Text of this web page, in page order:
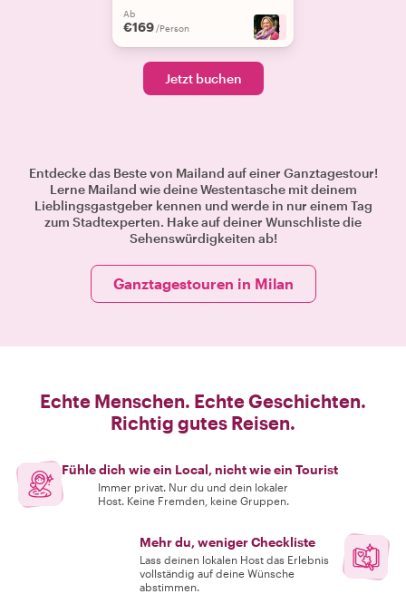
Ab
€169 /Person +2
Jetzt buchen
Entdecke das Beste von Mailand auf einer Ganztagestour!
Lerne Mailand wie deine Westentasche mit deinem
Lieblingsgastgeber kennen und werde in nur einem Tag
zum Stadtexperten. Hake auf deiner Wunschliste die
Sehenswürdigkeiten ab!
Ganztagestouren in Milan
Echte Menschen. Echte Geschichten.
Richtig gutes Reisen.
Fühle dich wie ein Local, nicht wie ein Tourist
Immer privat. Nur du und dein lokaler
Host. Keine Fremden, keine Gruppen.
Mehr du, weniger Checkliste
Lass deinen lokalen Host das Erlebnis
vollständig auf deine Wünsche
abstimmen.